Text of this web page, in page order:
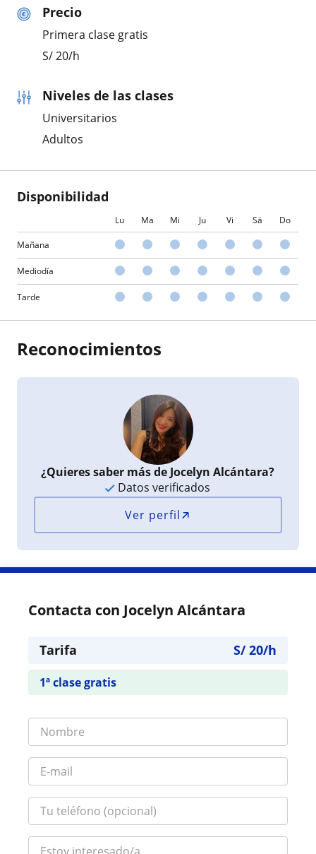
Precio
Primera clase gratis
S/20/h
Niveles de las clases
Universitarios
Adultos
Disponibilidad
Lu Ma Mi Ju Vi Sá Do
Mañana
Mediodía
Tarde
Reconocimientos
¿Quieres saber más de Jocelyn Alcántara?
Datos verificados
Ver perfil
Contacta con Jocelyn Alcántara
Tarifa S/20/h
1ª clase gratis